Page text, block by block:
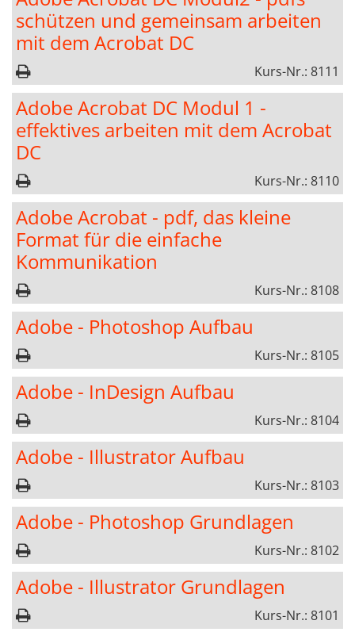
schützen und gemeinsam arbeiten
mit dem Acrobat DC
Kurs-Nr.: 8111
Adobe Acrobat DC Modul 1 -
effektives arbeiten mit dem Acrobat
DC
Kurs-Nr.: 8110
Adobe Acrobat - pdf, das kleine
Format für die einfache
Kommunikation
Kurs-Nr.: 8108
Adobe - Photoshop Aufbau
Kurs-Nr.: 8105
Adobe - InDesign Aufbau
Kurs-Nr.: 8104
Adobe - Illustrator Aufbau
Kurs-Nr.: 8103
Adobe - Photoshop Grundlagen
Kurs-Nr.: 8102
Adobe - Illustrator Grundlagen
Kurs-Nr.: 8101